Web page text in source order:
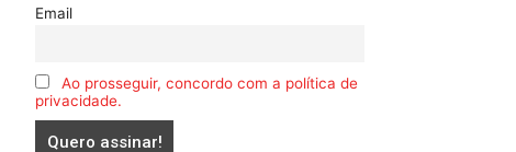
Email
Ao prosseguir, concordo com a política de
privacidade.